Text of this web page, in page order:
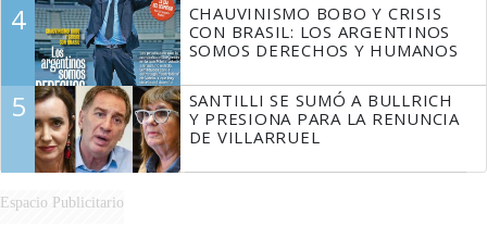
4
CHAUVINISMO BOBO Y CRISIS
CON BRASIL: LOS ARGENTINOS
SOMOS DERECHOS Y HUMANOS
5
SANTILLI SE SUMÓ A BULLRICH
Y PRESIONA PARA LA RENUNCIA
DE VILLARRUEL
Espacio Publicitario